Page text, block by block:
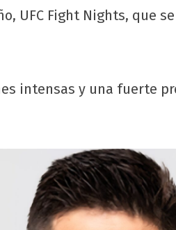
UFC Fight Nights, que
intensas y una fuerte